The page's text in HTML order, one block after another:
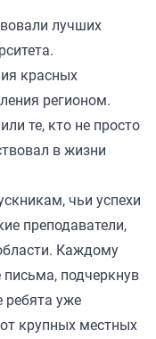
лучших
красных
регионом.
те, кто не просто
в жизни
чьи успехи
преподаватели,
Каждому
подчеркнув
ребята уже
крупных местных